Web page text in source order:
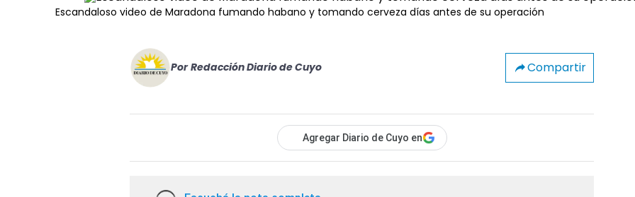
Escandaloso video de Maradona fumando habano y tomando cerveza días antes de su operación
Por Redacción Diario de Cuyo Compartir
Agregar Diario de Cuyo en